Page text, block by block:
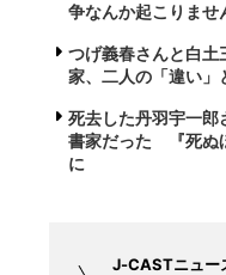
争なんか起こりませ
つげ義春さんと白
家、二人の「違い」
死去した丹羽宇一郎
書家だった 『死ぬ
に
J-CASTニュー